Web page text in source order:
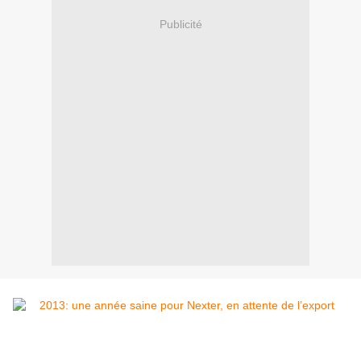
Publicité